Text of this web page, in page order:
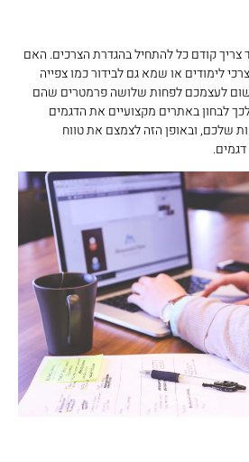
קודם כל להתחיל בהגדרת הצרכים. האם
לימודים או שמא גם לבידור כמו צפייה
לעצמכם לפחות שלושה פרמטרים שהם
לבחון באתרים מקצועיים את הדגמים
שלכם, ובאופן הזה לצמצם את טווח